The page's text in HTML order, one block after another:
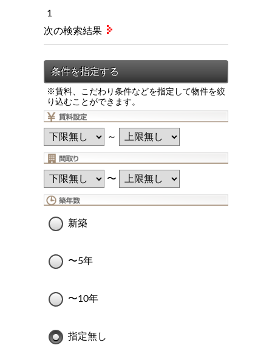
1
※賃料、こだわり条件などを指定して物件を絞
り込むことができます。
～
〜
新築
〜5年
〜10年
指定無し